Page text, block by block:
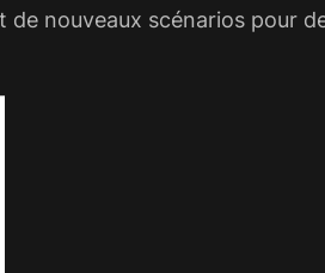
nouveaux scénarios pour